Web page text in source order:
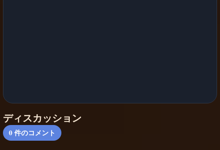
ディスカッション
0件のコメント